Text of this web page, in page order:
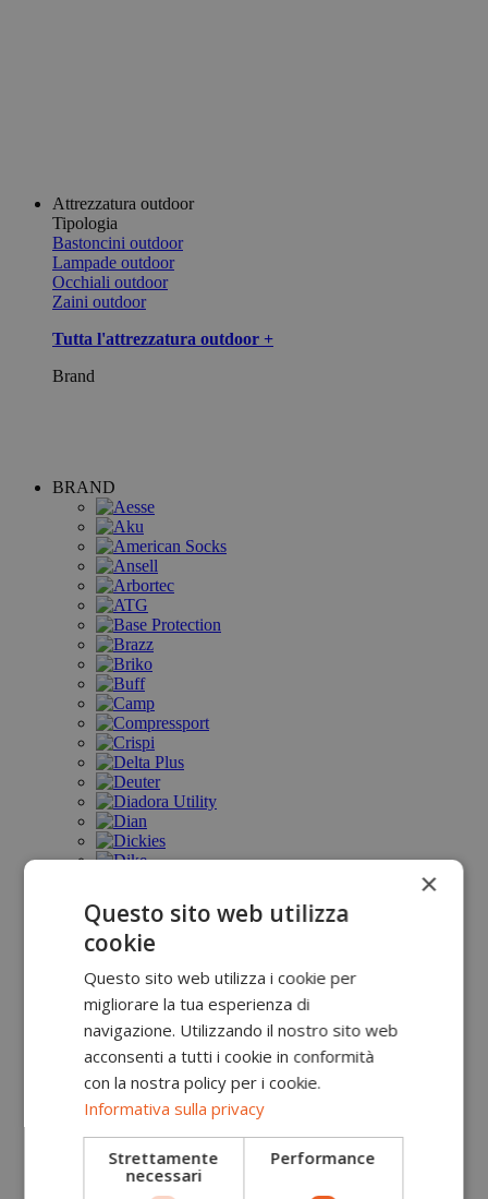
Attrezzatura outdoor
Tipologia
Bastoncini outdoor
Lampade outdoor
Occhiali outdoor
Zaini outdoor
Tutta l'attrezzatura outdoor +
Brand
BRAND
×
Questo sito web utilizza
cookie
Questo sito web utilizza i cookie per
migliorare la tua esperienza di
navigazione. Utilizzando il nostro sito web
acconsenti a tutti i cookie in conformità
con la nostra policy per i cookie.
Informativa sulla privacy
Strettamente
necessari
Performance